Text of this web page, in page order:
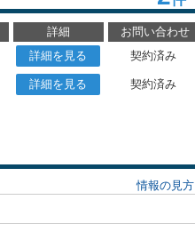
詳細
お問い合わせ
詳細を見る
契約済み
詳細を見る 契約済み
情報の見方